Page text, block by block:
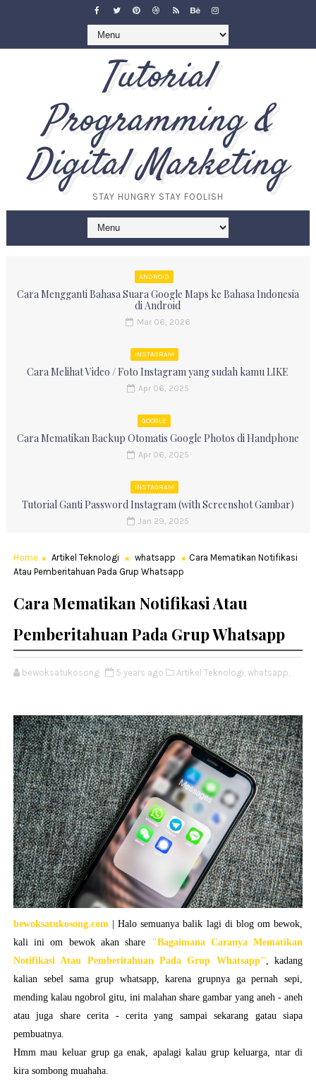
Tutorial
Programming &
Digital Marketing
STAY HUNGRY STAY FOOLISH
ANDROID
Cara Mengganti Bahasa Suara Google Maps ke Bahasa Indonesia
di Android
Mar 06, 2026
INSTAGRAM
Cara Melihat Video / Foto Instagram yang sudah kamu LIKE
Apr 06, 2025
GOOGLE
Cara Mematikan Backup Otomatis Google Photos di Handphone
Apr 06, 2025
INSTAGRAM
Tutorial Ganti Password Instagram (with Screenshot Gambar)
Jan 29, 2025
Home Artikel Teknologi whatsapp
Cara Mematikan Notifikasi
Atau Pemberitahuan Pada Grup Whatsapp
Cara Mematikan Notifikasi Atau
Pemberitahuan Pada Grup Whatsapp
bewoksatukosong 5 years ago Artikel Teknologi, whatsapp,
bewoksatukosong.com| Halo semuanya balik lagi di blog om bewok,
kali ini om bewok akan share "Bagaimana Caranya Mematikan
Notifikasi Atau Pemberitahuan Pada Grup Whatsapp", kadang
kalian sebel sama grup whatsapp, karena grupnya ga pernah sepi,
mending kalau ngobrol gitu, ini malahan share gambar yang aneh - aneh
atau juga share cerita - cerita yang sampai sekarang gatau siapa
pembuatnya.
Hmm mau keluar grup ga enak, apalagi kalau grup keluarga, ntar di
kira sombong muahaha.